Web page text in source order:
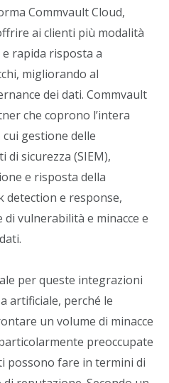
Commvault Cloud,
ai clienti più modalità
rapida risposta a
migliorando al
dei dati. Commvault
che coprono l’intera
gestione delle
sicurezza (SIEM),
e risposta della
detection e response,
vulnerabilità e minacce e
per queste integrazioni
artificiale, perché le
un volume di minacce
preoccupate
possono fare in termini di